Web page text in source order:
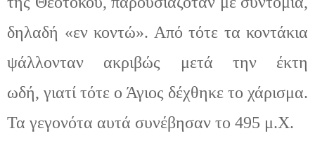
δηλαδή «εν κοντώ». Από τότε τα κοντάκια
ψάλλονταν ακριβώς μετά την έκτη
ωδή, γιατί τότε ο Άγιος δέχθηκε το χάρισμα.
Τα γεγονότα αυτά συνέβησαν το 495 μ.Χ.